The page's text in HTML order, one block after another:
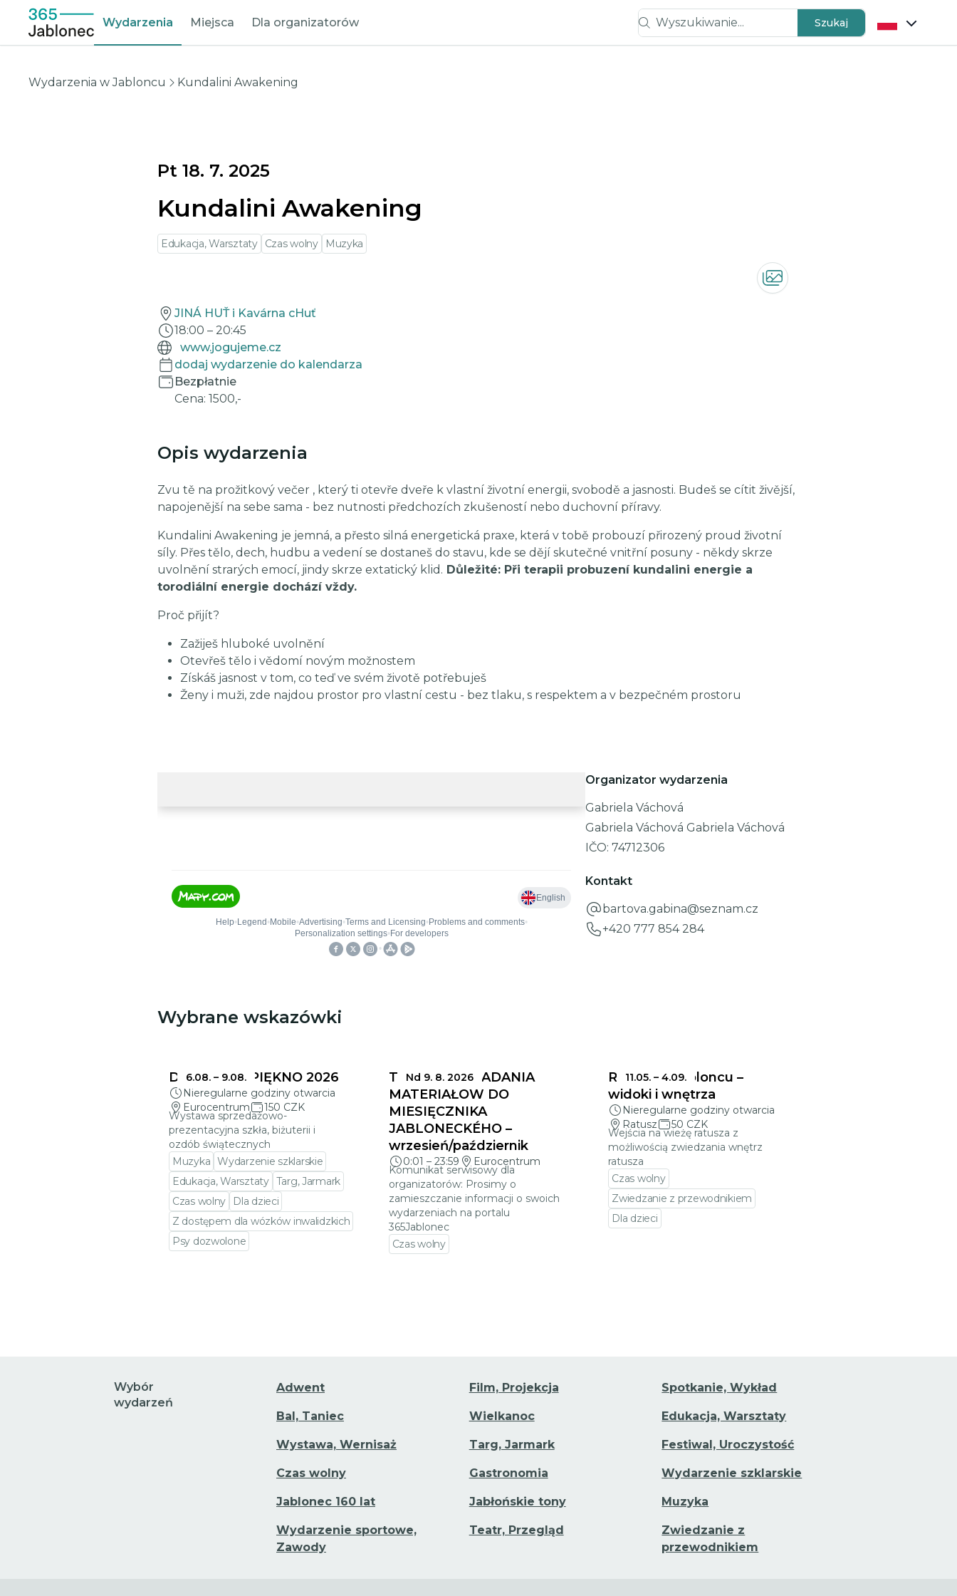
Wydarzenia Miejsca Dla organizatorów
Wyszukiwanie...
Szukaj
Wydarzenia w Jabloncu Kundalini Awakening
Pt 18. 7. 2025
Kundalini Awakening
Edukacja, Warsztaty Czas wolny Muzyka
JINÁ HUŤ i Kavárna cHuť
18:00 – 20:45
www.jogujeme.cz
dodaj wydarzenie do kalendarza
Bezpłatnie
Cena: 1500,-
Opis wydarzenia
Zvu tě na prožitkový večer , který ti otevře dveře k vlastní životní energii, svobodě a jasnosti. Budeš se cítit živější,
napojenější na sebe sama - bez nutnosti předchozích zkušeností nebo duchovní příravy.
Kundalini Awakening je jemná, a přesto silná energetická praxe, která v tobě probouzí přirozený proud životní
síly. Přes tělo, dech, hudbu a vedení se dostaneš do stavu, kde se dějí skutečné vnitřní posuny - někdy skrze
uvolnění strarých emocí, jindy skrze extatický klid. Důležité: Při terapii probuzení kundalini energie a
torodiální energie dochází vždy.
Proč přijít?
Zažiješ hluboké uvolnění
Otevřeš tělo i vědomí novým možnostem
Získáš jasnost v tom, co teď ve svém životě potřebuješ
Ženy i muži, zde najdou prostor pro vlastní cestu - bez tlaku, s respektem a v bezpečném prostoru
Organizator wydarzenia
Gabriela Váchová
Gabriela Váchová Gabriela Váchová
IČO:74712306
Kontakt
bartova.gabina@seznam.cz
+420 777 854 284
Wybrane wskazówki
6.08. – 9.08.
DELIKATNE PIĘKNO 2026
Nieregularne godziny otwarcia
Eurocentrum
150 CZK
Wystawa sprzedażowo-
prezentacyjna szkła, biżuterii i
ozdób świątecznych
Muzyka Wydarzenie szklarskie
Edukacja, Warsztaty Targ, Jarmark
Czas wolny
Dla dzieci
Z dostępem dla wózków inwalidzkich
Psy dozwolone
Nd 9. 8. 2026
TERMINY SKŁADANIA
MATERIAŁÓW DO
MIESIĘCZNIKA
JABLONECKÉHO –
wrzesień/październik
0:01 – 23:59 Eurocentrum
Komunikat serwisowy dla
organizatorów: Prosimy o
zamieszczanie informacji o swoich
wydarzeniach na portalu
365Jablonec
Czas wolny
11.05. – 4.09.
Ratusz w Jabloncu –
widoki i wnętrza
Nieregularne godziny otwarcia
Ratusz
50 CZK
Wejścia na wieżę ratusza z
możliwością zwiedzania wnętrz
ratusza
Czas wolny
Zwiedzanie z przewodnikiem
Dla dzieci
Wybór
wydarzeń
Adwent Film, Projekcja Spotkanie, Wykład
Bal, Taniec Wielkanoc Edukacja, Warsztaty
Wystawa, Wernisaż Targ, Jarmark Festiwal, Uroczystość
Czas wolny Gastronomia Wydarzenie szklarskie
Jablonec 160 lat Jabłońskie tony Muzyka
Wydarzenie sportowe,
Zawody
Teatr, Przegląd
Zwiedzanie z
przewodnikiem